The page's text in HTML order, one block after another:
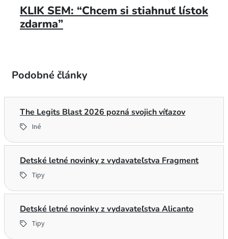
KLIK SEM: “Chcem si stiahnuť lístok
zdarma”
Podobné články
The Legits Blast 2026 pozná svojich víťazov
Iné
Detské letné novinky z vydavateľstva Fragment
Tipy
Detské letné novinky z vydavateľstva Alicanto
Tipy